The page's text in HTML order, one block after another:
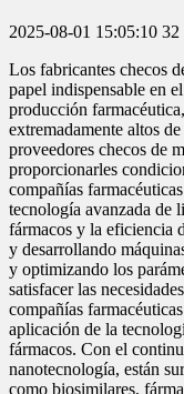
2025-08-01 15:05:10 32
Los fabricantes checos
papel indispensable en
producción
extremadamente altos
proveedores checos de
proporcionarles
compañías
tecnología avanzada de
fármacos y la eficiencia
y desarrollando
y optimizando los
satisfacer las
compañías
aplicación de la
fármacos. Con el
nanotecnología, están
como biosimilares,